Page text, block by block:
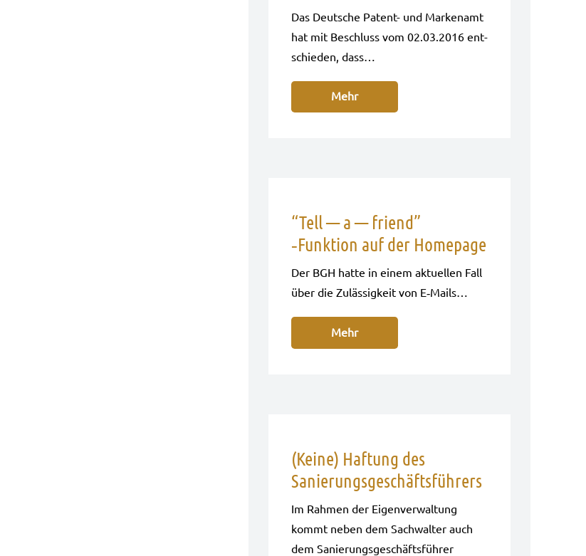
Das Deut­sche Patent- und Mar­ken­amt
hat mit Beschluss vom 02.03.2016 ent­
schie­den, dass…
Mehr
“Tell — a — friend”
‑Funktion auf der Homepage
Der BGH hatte in einem aktu­el­len Fall
über die Zuläs­sig­keit von E‑Mails…
Mehr
(Keine) Haftung des
Sanierungsgeschäftsführers
Im Rah­men der Eigen­ver­wal­tung
kommt neben dem Sach­wal­ter auch
dem Sanie­rungs­ge­schäfts­füh­rer